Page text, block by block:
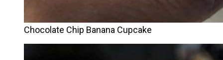
Chocolate Chip Banana Cupcake